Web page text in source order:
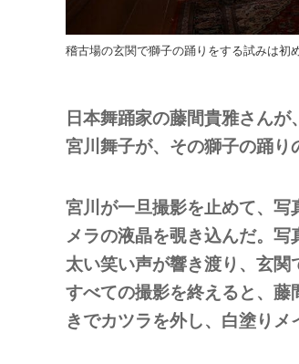
稽古場の玄関で獅子の踊りをする試みは初
日本舞踊家の藤間貴雅さん
宮川舞子が、その獅子の踊り
宮川が一旦撮影を止めて、写
メラの液晶を覗き込んだ。
太い笑い声が響き渡り、玄関
すべての撮影を終えると、
きでカツラを外し、白塗りメ